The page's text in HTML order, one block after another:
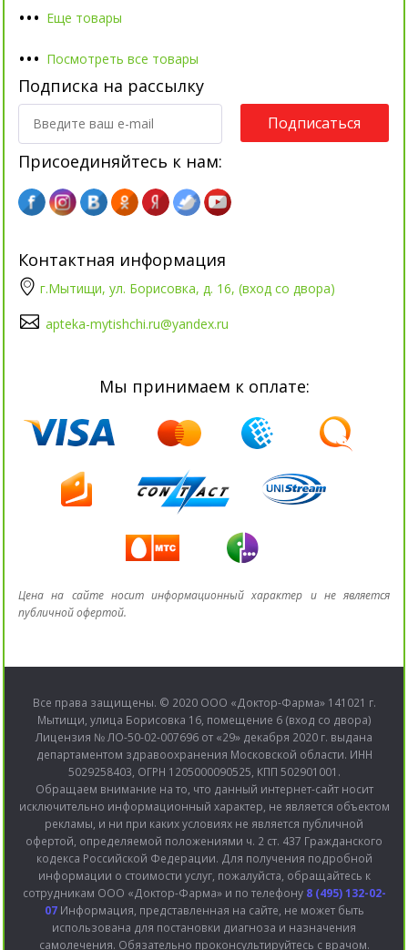
••• Еще товары
••• Посмотреть все товары
Подписка на рассылку
Подписаться
Присоединяйтесь к нам:
Контактная информация
г.Мытищи, ул. Борисовка, д. 16, (вход со двора)
apteka-mytishchi.ru@yandex.ru
Мы принимаем к оплате:
Цена на сайте носит информационный характер и не является
публичной офертой.
Все права защищены. © 2020 ООО «Доктор-Фарма» 141021 г.
Мытищи, улица Борисовка 16, помещение 6 (вход со двора)
Лицензия № ЛО-50-02-007696 от «29» декабря 2020 г. выдана
департаментом здравоохранения Московской области. ИНН
5029258403, ОГРН 1205000090525, КПП 502901001.
Обращаем внимание на то, что данный интернет-сайт носит
исключительно информационный характер, не является объектом
рекламы, и ни при каких условиях не является публичной
офертой, определяемой положениями ч. 2 ст. 437 Гражданского
кодекса Российской Федерации. Для получения подробной
информации о стоимости услуг, пожалуйста, обращайтесь к
сотрудникам ООО «Доктор-Фарма» и по телефону 8 (495) 132-02-
07Информация, представленная на сайте, не может быть
использована для постановки диагноза и назначения
самолечения. Обязательно проконсультируйтесь с врачом.